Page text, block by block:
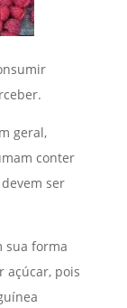
geral,
conter
ser
sua forma
açúcar, pois